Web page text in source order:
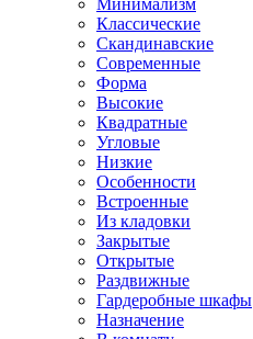
Минимализм
Классические
Скандинавские
Современные
Форма
Высокие
Квадратные
Угловые
Низкие
Особенности
Встроенные
Из кладовки
Закрытые
Открытые
Раздвижные
Гардеробные шкафы
Назначение